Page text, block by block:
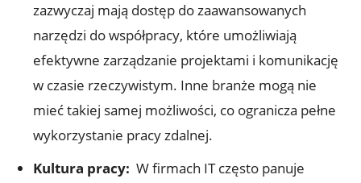
zazwyczaj⁣ mają dostęp‌ do zaawansowanych
narzędzi do współpracy, które umożliwiają
efektywne ‌zarządzanie‌ projektami i​ komunikację
w czasie⁤ rzeczywistym.‌ Inne branże ⁤mogą nie
mieć takiej samej możliwości, co ⁢ogranicza pełne
wykorzystanie‌ pracy zdalnej.
Kultura pracy: ⁤ W firmach⁤ IT⁣ często panuje